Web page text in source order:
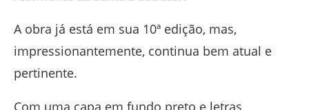
A obra já está em sua 10ª edição, mas,
impressionantemente, continua bem atual e
pertinente.
Com uma capa em fundo preto e letras